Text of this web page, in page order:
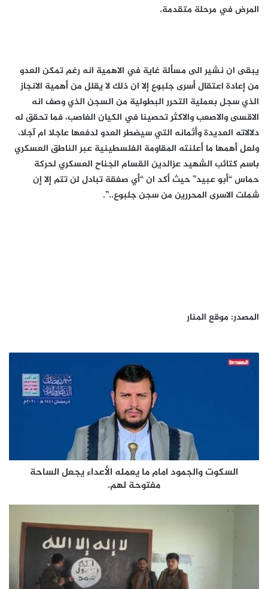
المرض في مرحلة متقدمة.
يبقى ان نشير الى مسألة غاية في الاهمية انه رغم تمكن العدو
من إعادة اعتقال أسرى جلبوع إلا ان ذلك لا يقلل من أهمية الانجاز
الذي سجل بعملية التحرر البطولية من السجن الذي وصف انه
الاقسى والاصعب والاكثر تحصينا في الكيان الغاصب، فما تحقق له
دلالاته العديدة وأثمانه التي سيضطر العدو لدفعها عاجلا ام آجلا،
ولعل أهمها ما أعلنته المقاومة الفلسطينية عبر الناطق العسكري
باسم كتائب الشهيد عزالدين القسام الجناح العسكري لحركة
حماس “أبو عبيد” حيث أكد ان “أي صفقة تبادل لن تتم إلا إن
شملت الاسرى المحررين من سجن جلبوع..”.
المصدر: موقع المنار
السكوت والجمود امام ما يعمله الأعداء يجعل الساحة
مفتوحة لهم.